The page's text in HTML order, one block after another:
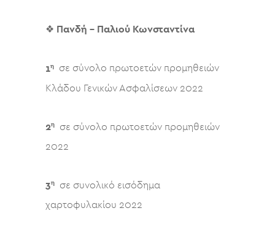
❖ Πανδή – Παλιού Κωνσταντίνα
1η
σε σύνολο πρωτοετών προμηθειών
Κλάδου Γενικών Ασφαλίσεων 2022
2η
σε σύνολο πρωτοετών προμηθειών
2022
3η
σε συνολικό εισόδημα
χαρτοφυλακίου 2022